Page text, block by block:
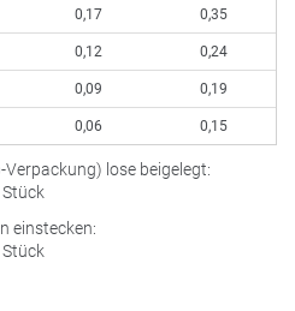
0,17
0,12
0,09
0,06
0,35
0,24
0,19
0,15
lose beigelegt:
einstecken: